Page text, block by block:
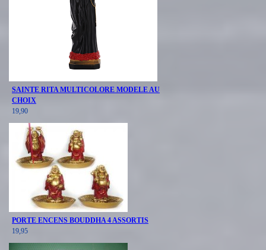
SAINTE RITA MULTICOLORE MODELE AU
CHOIX
19,90
PORTE ENCENS BOUDDHA 4 ASSORTIS
19,95